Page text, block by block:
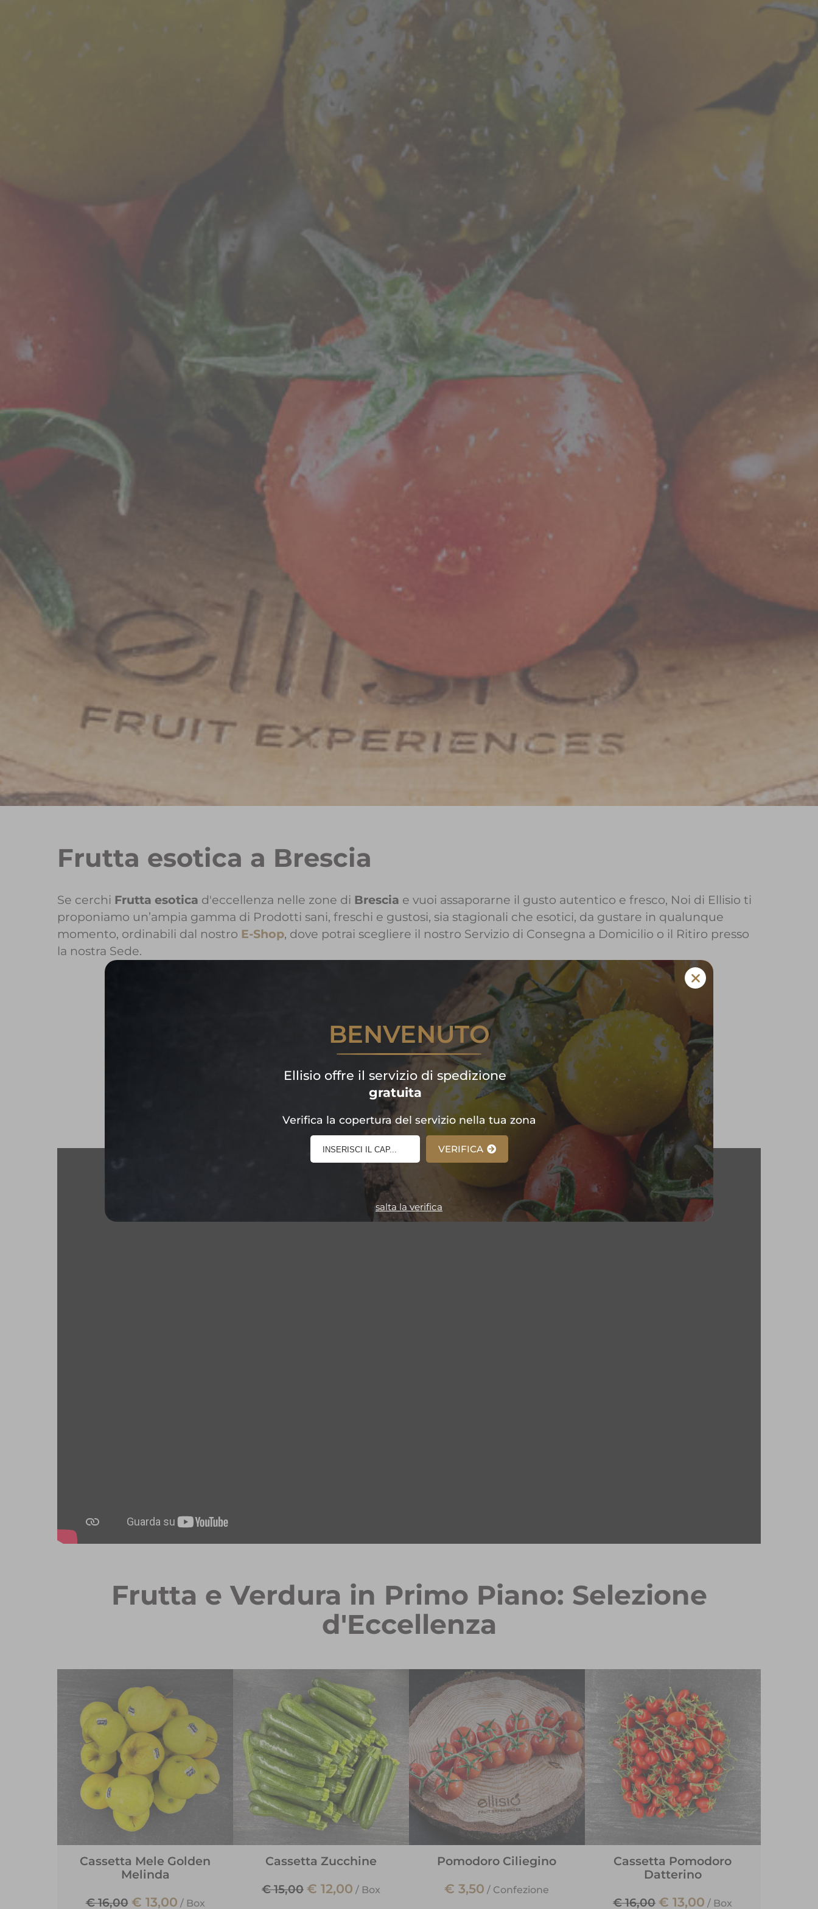
Frutta esotica a Brescia
Se cerchi Frutta esotica d'eccellenza nelle zone di Brescia e vuoi assaporarne il gusto autentico e fresco, Noi di Ellisio ti
proponiamo un’ampia gamma di Prodotti sani, freschi e gustosi, sia stagionali che esotici, da gustare in qualunque
momento, ordinabili dal nostro E-Shop, dove potrai scegliere il nostro Servizio di Consegna a Domicilio o il Ritiro presso
la nostra Sede.
Per maggiori informazioni sui Prodotti Ellisio a Brescia
Contattaci!
Per iniziare subito la tua spesa di frutta e verdura
E-Shop!
Frutta e Verdura in Primo Piano: Selezione
d'Eccellenza
Cassetta Mele Golden
Melinda
€ 16,00 € 13,00 / Box
Cassetta Zucchine
€ 15,00 € 12,00 / Box
Pomodoro Ciliegino
€ 3,50 / Confezione
Cassetta Pomodoro
Datterino
€ 16,00 € 13,00 / Box
BENVENUTO
Ellisio offre il servizio di spedizione
gratuita
Verifica la copertura del servizio nella tua zona
VERIFICA
salta la verifica